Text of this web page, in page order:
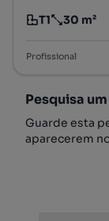
Tipologia
T1
Preço por30 m²
Profissional
Pesquisa
Guarde esta
aparecerem